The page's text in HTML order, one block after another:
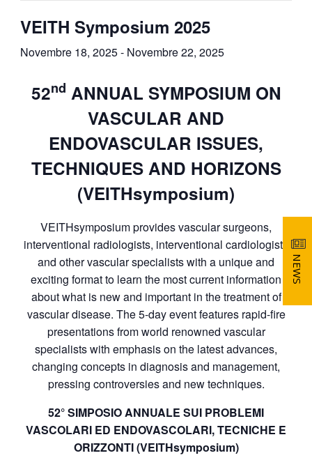
NEWS
VEITH Symposium 2025
Novembre 18, 2025- Novembre 22, 2025
52nd ANNUAL SYMPOSIUM ON
VASCULAR AND
ENDOVASCULAR ISSUES,
TECHNIQUES AND HORIZONS
(VEITHsymposium)
VEITHsymposium provides vascular surgeons,
interventional radiologists, interventional cardiologists
and other vascular specialists with a unique and
exciting format to learn the most current information
about what is new and important in the treatment of
vascular disease. The 5-day event features rapid-fire
presentations from world renowned vascular
specialists with emphasis on the latest advances,
changing concepts in diagnosis and management,
pressing controversies and new techniques.
52° SIMPOSIO ANNUALE SUI PROBLEMI
VASCOLARI ED ENDOVASCOLARI, TECNICHE E
ORIZZONTI (VEITHsymposium)